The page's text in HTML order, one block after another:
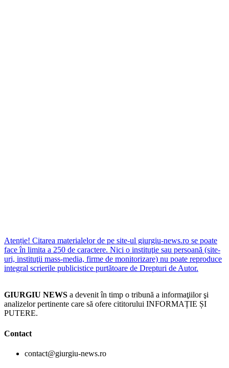
Atenție! Citarea materialelor de pe site-ul giurgiu-news.ro se poate
face în limita a 250 de caractere. Nici o instituţie sau persoană (site-
uri, instituţii mass-media, firme de monitorizare) nu poate reproduce
integral scrierile publicistice purtătoare de Drepturi de Autor.
GIURGIU NEWS a devenit în timp o tribună a informaţiilor şi
analizelor pertinente care să ofere cititorului INFORMAȚIE ȘI
PUTERE.
Contact
contact@giurgiu-news.ro